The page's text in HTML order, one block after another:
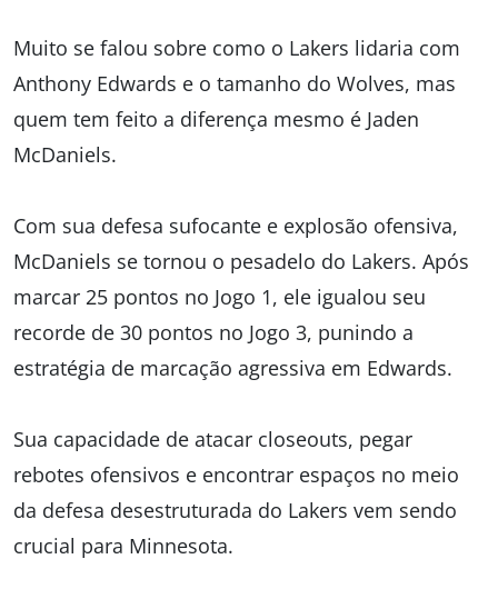
Muito se falou sobre como o Lakers lidaria com
Anthony Edwards e o tamanho do Wolves, mas
quem tem feito a diferença mesmo é Jaden
McDaniels.
Com sua defesa sufocante e explosão ofensiva,
McDaniels se tornou o pesadelo do Lakers. Após
marcar 25 pontos no Jogo 1, ele igualou seu
recorde de 30 pontos no Jogo 3, punindo a
estratégia de marcação agressiva em Edwards.
Sua capacidade de atacar closeouts, pegar
rebotes ofensivos e encontrar espaços no meio
da defesa desestruturada do Lakers vem sendo
crucial para Minnesota.